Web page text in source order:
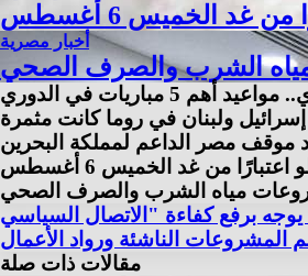
أخبار مصرية
مياه الشرب والصرف الصحي
في الدوري
إسرائيل ولبنان في روما كانت مثمرة
موقف مصر الداعم لمملكة البحرين
مياه الشرب والصرف الصحي
المشروعات الناشئة ورواد الأعمال
مقالات ذات صلة